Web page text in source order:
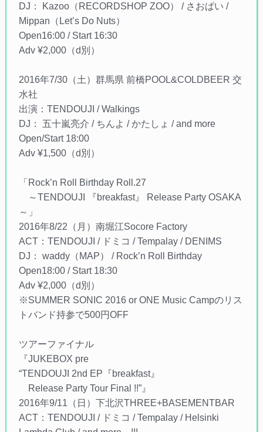
DJ： Kazoo（RECORDSHOP ZOO） / さおぱい /
Mippan（Let’s Do Nuts）
Open16:00 / Start 16:30
Adv ¥2,000（d別）
2016年7/30（土）群馬県 前橋POOL&COLDBEER 交
水社
出演：TENDOUJI / Walkings
DJ： 五十嵐亮介 / ちんよ / かたしょ / and more
Open/Start 18:00
Adv ¥1,500（d別）
「Rock’n Roll Birthday Roll.27
～TENDOUJI 『breakfast』 Release Party OSAKA
～」
2016年8/22（月）南堀江Socore Factory
ACT：TENDOUJI / ドミコ / Tempalay / DENIMS
DJ： waddy（MAP） / Rock’n Roll Birthday
Open18:00 / Start 18:30
Adv ¥2,000（d別）
※SUMMER SONIC 2016 or ONE Music Campのリス
トバンド持参で500円OFF
ツアーファイナル
『JUKEBOX pre
“TENDOUJI 2nd EP『breakfast』
Release Party Tour Final !!”』
2016年9/11（日）下北沢THREE+BASEMENTBAR
ACT：TENDOUJI / ドミコ / Tempalay / Helsinki